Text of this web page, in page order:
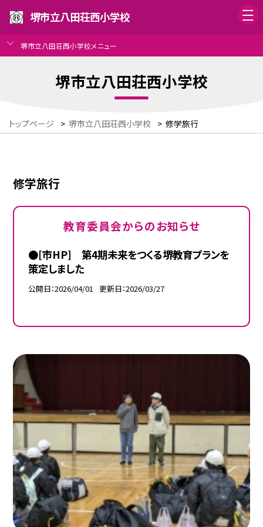
堺市立八田荘西小学校
堺市立八田荘西小学校メニュー
堺市立八田荘西小学校
トップページ > 堺市立八田荘西小学校 > 修学旅行
修学旅行
教育委員会からのお知らせ
●[市HP] 第4期未来をつくる堺教育プランを
策定しました
公開日 2026/04/01 更新日 2026/03/27